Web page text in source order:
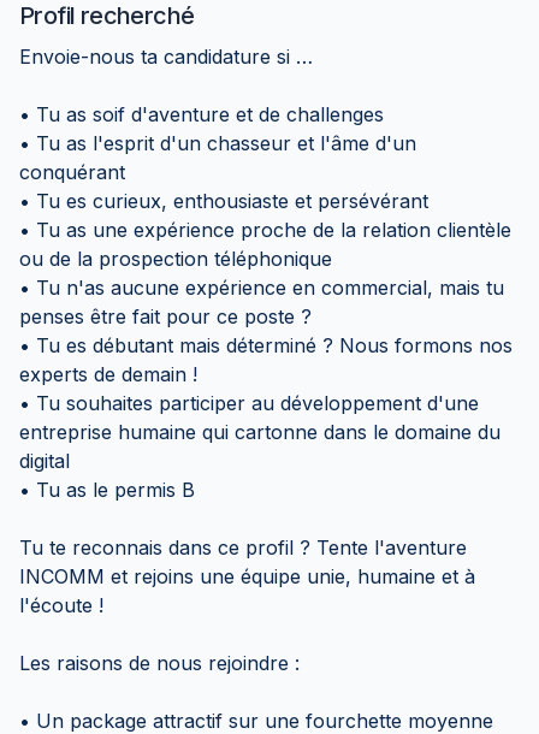
Profil recherché
Envoie-nous ta candidature si …
• Tu as soif d'aventure et de challenges
• Tu as l'esprit d'un chasseur et l'âme d'un
conquérant
• Tu es curieux, enthousiaste et persévérant
• Tu as une expérience proche de la relation clientèle
ou de la prospection téléphonique
• Tu n'as aucune expérience en commercial, mais tu
penses être fait pour ce poste ?
• Tu es débutant mais déterminé ? Nous formons nos
experts de demain !
• Tu souhaites participer au développement d'une
entreprise humaine qui cartonne dans le domaine du
digital
• Tu as le permis B
Tu te reconnais dans ce profil ? Tente l'aventure
INCOMM et rejoins une équipe unie, humaine et à
l'écoute !
Les raisons de nous rejoindre :
• Un package attractif sur une fourchette moyenne